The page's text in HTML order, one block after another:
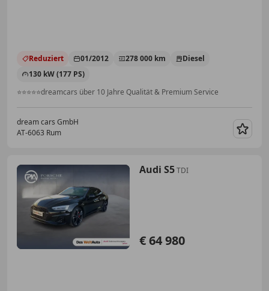
Reduziert 01/2012 278 000 km
Diesel
130 kW (177 PS)
⭐⭐⭐⭐⭐dreamcars über 10 Jahre Qualität & Premium Service
dream cars GmbH
AT-6063 Rum
Audi S5TDI
€ 64 980